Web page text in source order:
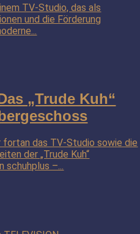
TV-Studio, das als
und die Förderung
„Trude Kuh“
fortan das TV-Studio sowie die
der „Trude Kuh“
schuhplus –...